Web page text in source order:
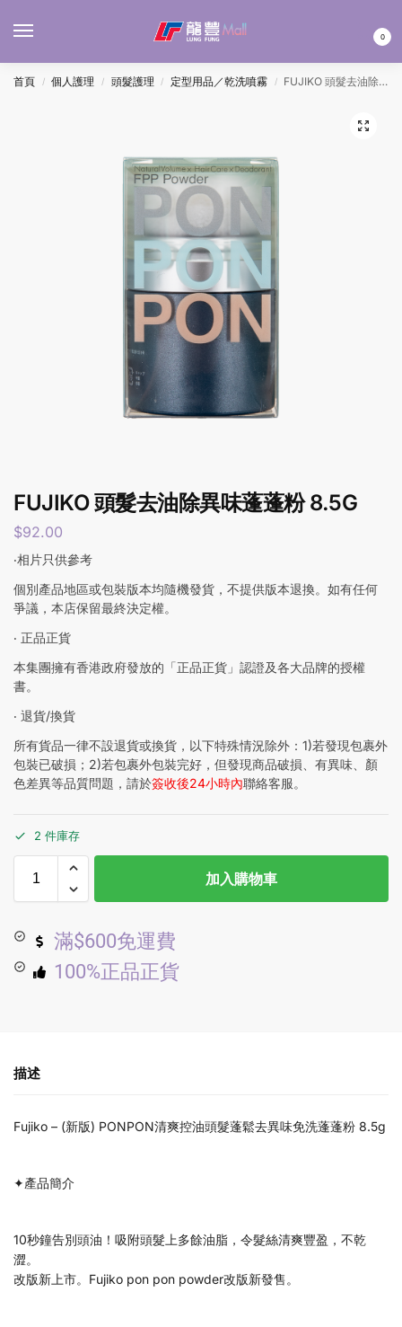
0
首頁 / 個人護理 / 頭髮護理 / 定型用品／乾洗噴霧 / FUJIKO 頭髮去油除異味蓬蓬粉 8.5G
FUJIKO 頭髮去油除異味蓬蓬粉 8.5G
$92.00
‧相片只供參考
個別產品地區或包裝版本均隨機發貨，不提供版本退換。如有任何
爭議，本店保留最終決定權。
‧ 正品正貨
本集團擁有香港政府發放的「正品正貨」認證及各大品牌的授權
書。
‧ 退貨/換貨
所有貨品一律不設退貨或換貨，以下特殊情況除外：1)若發現包裹外
包裝已破損；2)若包裹外包裝完好，但發現商品破損、有異味、顏
色差異等品質問題，請於簽收後24小時內聯絡客服。
2 件庫存
加入購物車
滿$600免運費
100%正品正貨
描述
Fujiko – (新版) PONPON清爽控油頭髮蓬鬆去異味免洗蓬蓬粉 8.5g
✦產品簡介
10秒鐘告別頭油！吸附頭髮上多餘油脂，令髮絲清爽豐盈，不乾
澀。
改版新上市。Fujiko pon pon powder改版新發售。